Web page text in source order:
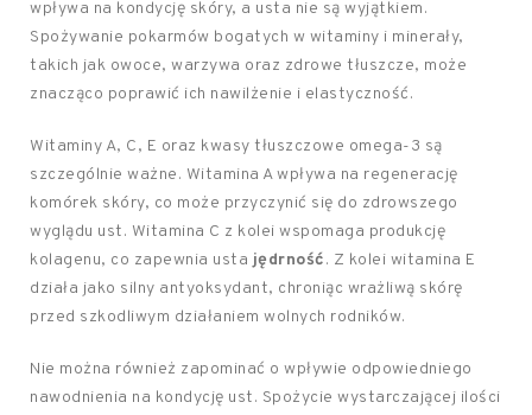
wpływa na kondycję skóry, a usta nie są wyjątkiem.
Spożywanie pokarmów bogatych w witaminy i minerały,
takich jak owoce, warzywa oraz zdrowe tłuszcze, może
znacząco poprawić ich nawilżenie i elastyczność.
Witaminy A, C, E oraz kwasy tłuszczowe omega-3 są
szczególnie ważne. Witamina A wpływa na regenerację
komórek skóry, co może przyczynić się do zdrowszego
wyglądu ust. Witamina C z kolei wspomaga produkcję
kolagenu, co zapewnia ustajędrność. Z kolei witamina E
działa jako silny antyoksydant, chroniąc wrażliwą skórę
przed szkodliwym działaniem wolnych rodników.
Nie można również zapominać o wpływie odpowiedniego
nawodnienia na kondycję ust. Spożycie wystarczającej ilości